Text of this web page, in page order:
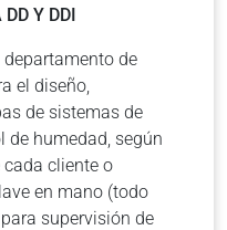
Y DDI
departamento de
el diseño,
de sistemas de
humedad, según
cada cliente o
en mano (todo
supervisión de